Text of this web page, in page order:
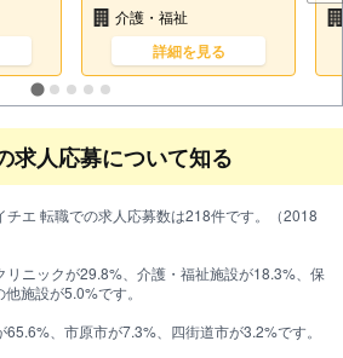
介護・福祉
詳細を見る
求人応募について知る
チエ 転職での求人応募数は218件です。（2018
リニックが29.8%、介護・福祉施設が18.3%、保
施設が5.0%です。
、市原市が7.3%、四街道市が3.2%です。